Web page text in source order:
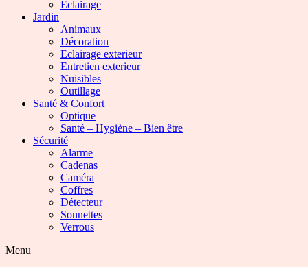
Eclairage
Jardin
Animaux
Décoration
Eclairage exterieur
Entretien exterieur
Nuisibles
Outillage
Santé & Confort
Optique
Santé – Hygiène – Bien être
Sécurité
Alarme
Cadenas
Caméra
Coffres
Détecteur
Sonnettes
Verrous
Menu